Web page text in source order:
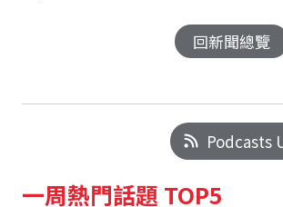
回新聞總覽
Podcasts
一周熱門話題 TOP5